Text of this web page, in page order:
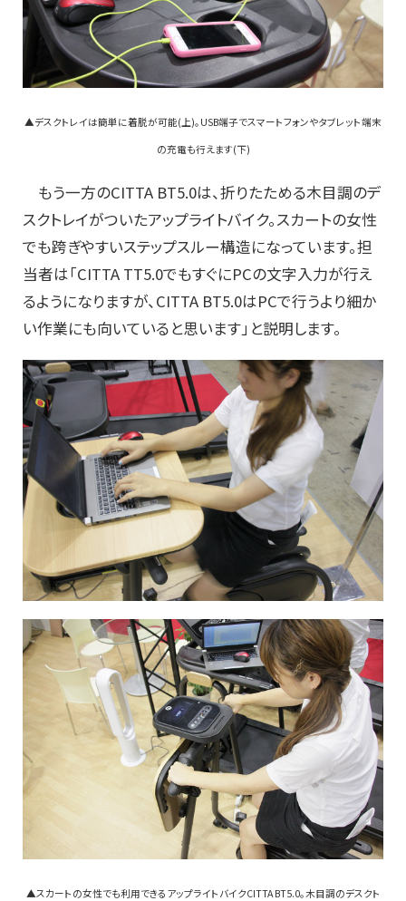
▲デスクトレイは簡単に着脱が可能(上)。USB端子でスマートフォンやタブレット端末
の充電も行えます(下)
もう一方のCITTA BT5.0は、折りたためる木目調のデ
スクトレイがついたアップライトバイク。スカートの女性
でも跨ぎやすいステップスルー構造になっています。担
当者は「CITTA TT5.0でもすぐにPCの文字入力が行え
るようになりますが、CITTA BT5.0はPCで行うより細か
い作業にも向いていると思います」と説明します。
▲スカートの女性でも利用できるアップライトバイクCITTA BT5.0。木目調のデスクト